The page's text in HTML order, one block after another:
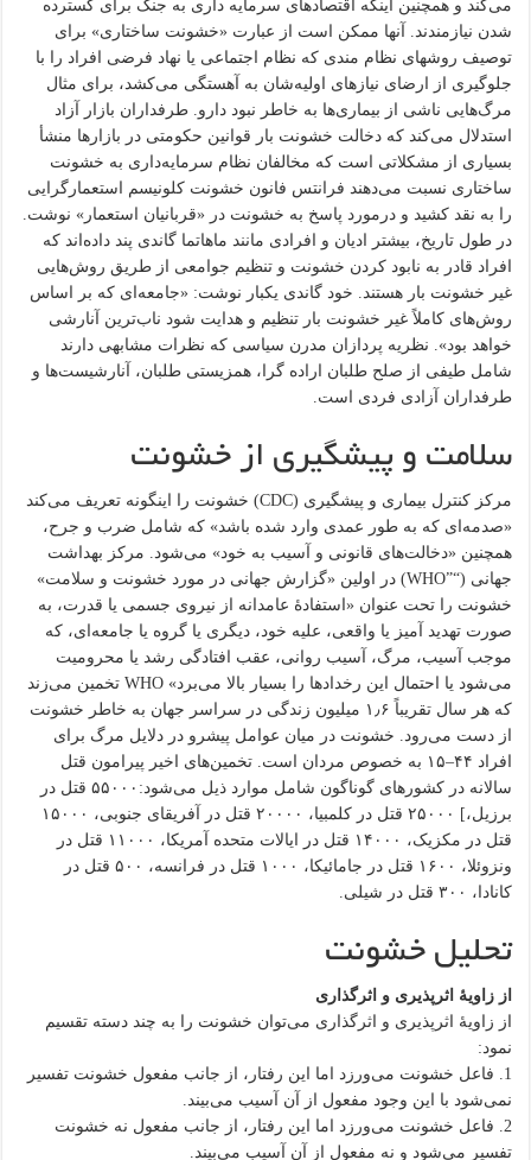
می‌کند و همچنین اینکه اقتصادهای سرمایه داری به جنگ برای گسترده
شدن نیازمندند. آنها ممکن است از عبارت «خشونت ساختاری» برای
توصیف روشهای نظام مندی که نظام اجتماعی یا نهاد فرضی افراد را با
جلوگیری از ارضای نیازهای اولیه‌شان به آهستگی می‌کشد، برای مثال
مرگ‌هایی ناشی از بیماری‌ها به خاطر نبود دارو. طرفداران بازار آزاد
استدلال می‌کند که دخالت خشونت بار قوانین حکومتی در بازارها منشأ
بسیاری از مشکلاتی است که مخالفان نظام سرمایه‌داری به خشونت
ساختاری نسبت می‌دهند فرانتس فانون خشونت کلونیسم استعمارگرایی
را به نقد کشید و درمورد پاسخ به خشونت در «قربانیان استعمار» نوشت.
در طول تاریخ، بیشتر ادیان و افرادی مانند ماهاتما گاندی پند داده‌اند که
افراد قادر به نابود کردن خشونت و تنظیم جوامعی از طریق روش‌هایی
غیر خشونت بار هستند. خود گاندی یکبار نوشت: «جامعه‌ای که بر اساس
روش‌های کاملاً غیر خشونت بار تنظیم و هدایت شود ناب‌ترین آنارشی
خواهد بود». نظریه پردازان مدرن سیاسی که نظرات مشابهی دارند
شامل طیفی از صلح طلبان اراده گرا، همزیستی طلبان، آنارشیست‌ها و
طرفداران آزادی فردی است.
سلامت و پیشگیری از خشونت
مرکز کنترل بیماری و پیشگیری (CDC) خشونت را اینگونه تعریف می‌کند
«صدمه‌ای که به طور عمدی وارد شده باشد» که شامل ضرب و جرح،
همچنین «دخالت‌های قانونی و آسیب به خود» می‌شود. مرکز بهداشت
جهانی (“”WHO) در اولین «گزارش جهانی در مورد خشونت و سلامت»
خشونت را تحت عنوان «استفادهٔ عامدانه از نیروی جسمی یا قدرت، به
صورت تهدید آمیز یا واقعی، علیه خود، دیگری یا گروه یا جامعه‌ای، که
موجب آسیب، مرگ، آسیب روانی، عقب افتادگی رشد یا محرومیت
می‌شود یا احتمال این رخدادها را بسیار بالا می‌برد» WHO تخمین می‌زند
که هر سال تقریباً ۱٫۶ میلیون زندگی در سراسر جهان به خاطر خشونت
از دست می‌رود. خشونت در میان عوامل پیشرو در دلایل مرگ برای
افراد ۴۴–۱۵ به خصوص مردان است. تخمین‌های اخیر پیرامون قتل
سالانه در کشورهای گوناگون شامل موارد ذیل می‌شود:۵۵۰۰۰ قتل در
برزیل،] ۲۵۰۰۰ قتل در کلمبیا، ۲۰۰۰۰ قتل در آفریقای جنوبی، ۱۵۰۰۰
قتل در مکزیک، ۱۴۰۰۰ قتل در ایالات متحده آمریکا، ۱۱۰۰۰ قتل در
ونزوئلا، ۱۶۰۰ قتل در جامائیکا، ۱۰۰۰ قتل در فرانسه، ۵۰۰ قتل در
کانادا، ۳۰۰ قتل در شیلی.
تحلیل خشونت
از زاویهٔ اثرپذیری و اثرگذاری
از زاویهٔ اثرپذیری و اثرگذاری می‌توان خشونت را به چند دسته تقسیم
نمود:
1. فاعل خشونت می‌ورزد اما این رفتار، از جانب مفعول خشونت تفسیر
نمی‌شود با این وجود مفعول از آن آسیب می‌بیند.
2. فاعل خشونت می‌ورزد اما این رفتار، از جانب مفعول نه خشونت
تفسیر می‌شود و نه مفعول از آن آسیب می‌بیند.